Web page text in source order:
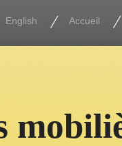
English Accueil